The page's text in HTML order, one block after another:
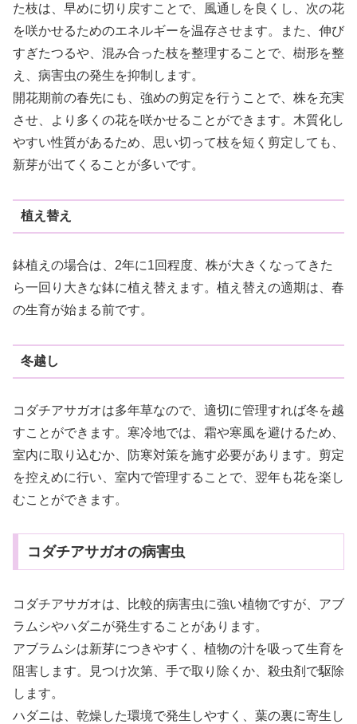
た枝は、早めに切り戻すことで、風通しを良くし、次の花
を咲かせるためのエネルギーを温存させます。また、伸び
すぎたつるや、混み合った枝を整理することで、樹形を整
え、病害虫の発生を抑制します。
開花期前の春先にも、強めの剪定を行うことで、株を充実
させ、より多くの花を咲かせることができます。木質化し
やすい性質があるため、思い切って枝を短く剪定しても、
新芽が出てくることが多いです。
植え替え
鉢植えの場合は、2年に1回程度、株が大きくなってきた
ら一回り大きな鉢に植え替えます。植え替えの適期は、春
の生育が始まる前です。
冬越し
コダチアサガオは多年草なので、適切に管理すれば冬を越
すことができます。寒冷地では、霜や寒風を避けるため、
室内に取り込むか、防寒対策を施す必要があります。剪定
を控えめに行い、室内で管理することで、翌年も花を楽し
むことができます。
コダチアサガオの病害虫
コダチアサガオは、比較的病害虫に強い植物ですが、アブ
ラムシやハダニが発生することがあります。
アブラムシは新芽につきやすく、植物の汁を吸って生育を
阻害します。見つけ次第、手で取り除くか、殺虫剤で駆除
します。
ハダニは、乾燥した環境で発生しやすく、葉の裏に寄生し